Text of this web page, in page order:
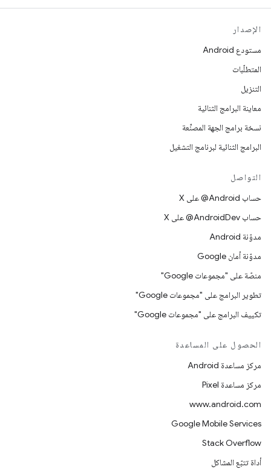
الإصدار
مستودع Android
المتطلّبات
التنزيل
معاينة البرامج الثنائية
نسخة برامج الجهة المصنِّعة
البرامج الثنائية لبرنامج التشغيل
التواصل
حساب ‎@Android على X
حساب ‎@AndroidDev على X
مدوّنة Android
مدوّنة أمان Google
منصّة على "مجموعات Google"
تطوير البرامج على "مجموعات Google"
تكييف البرامج على "مجموعات Google"
الحصول على المساعدة
مركز مساعدة Android
مركز مساعدة Pixel
www.android.com
Google Mobile Services
Stack Overflow
أداة تتبّع المشاكل